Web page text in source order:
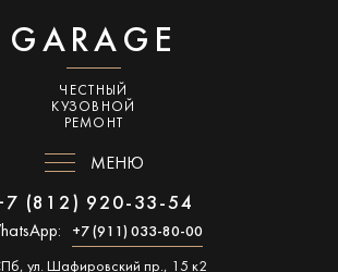
GARAGE
ЧЕСТНЫЙ
КУЗОВНОЙ
РЕМОНТ
МЕНЮ
(812) 920-33-54
+7 (911) 033-80-00
ул. Шафировский пр., 15 к2